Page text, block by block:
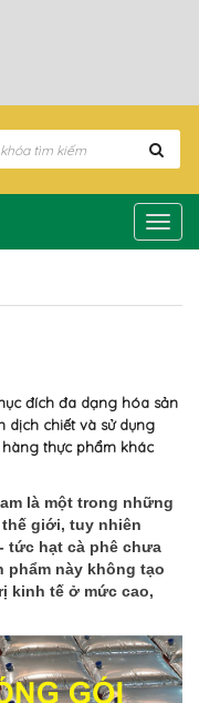
đích đa dạng hóa sản
dịch chiết và sử dụng
thực phẩm khác
là một trong những
giới, tuy nhiên
tức hạt cà phê chưa
phẩm này không tạo
kinh tế ở mức cao,